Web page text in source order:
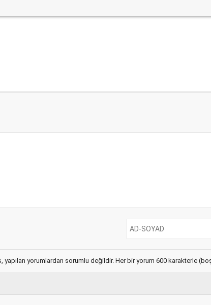
yorumlardan sorumlu değildir. Her bir yorum 600 karakterle